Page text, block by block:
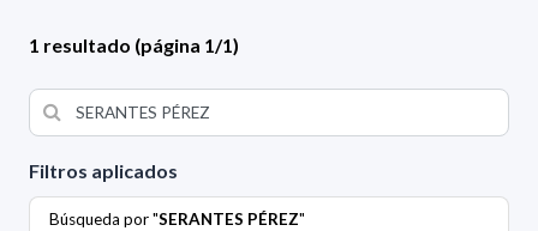
Filtros aplicados
Búsqueda por "SERANTES PÉREZ"
1 resultado (página 1/1)